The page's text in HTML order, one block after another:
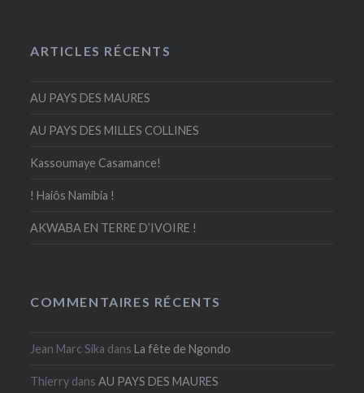
ARTICLES RÉCENTS
AU PAYS DES MAURES
AU PAYS DES MILLES COLLINES
Kassoumaye Casamance!
! Haiôs Namibia !
AKWABA EN TERRE D’IVOIRE !
COMMENTAIRES RÉCENTS
Jean Marc Sika dansLa fête de Ngondo
Thierry dansAU PAYS DES MAURES